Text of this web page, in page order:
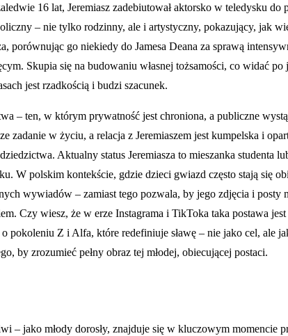
16 lat, Jeremiasz zadebiutował aktorsko w teledysku do
– nie tylko rodzinny, ale i artystyczny, pokazujący, jak
porównując go niekiedy do Jamesa Deana za sprawą
Skupia się na budowaniu własnej tożsamości, co widać po
jest rzadkością i budzi szacunek.
– ten, w którym prywatność jest chroniona, a publiczne
w życiu, a relacja z Jeremiaszem jest kumpelska i
Aktualny status Jeremiasza to mieszanka studenta
W polskim kontekście, gdzie dzieci gwiazd często stają się
wywiadów – zamiast tego pozwala, by jego zdjęcia i posty
Czy wiesz, że w erze Instagrama i TikToka taka postawa
pokoleniu Z i Alfa, które redefiniuje sławę – nie jako cel, ale
by zrozumieć pełny obraz tej młodej, obiecującej postaci.
jako młody dorosły, znajduje się w kluczowym momencie